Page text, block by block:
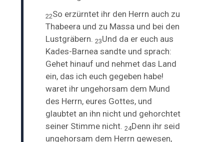
22So erzürntet ihr den Herrn auch zu
Thabeera und zu Massa und bei den
Lustgräbern. 23Und da er euch aus
Kades-Barnea sandte und sprach:
Gehet hinauf und nehmet das Land
ein, das ich euch gegeben habe!
waret ihr ungehorsam dem Mund
des Herrn, eures Gottes, und
glaubtet an ihn nicht und gehorchtet
seiner Stimme nicht. 24Denn ihr seid
ungehorsam dem Herrn gewesen,